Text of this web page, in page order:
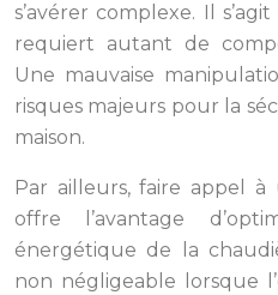
s’avérer complexe. Il
requiert autant de
Une mauvaise
risques majeurs pour la
maison.
Par ailleurs, faire appel
offre l’avantage
énergétique de la
non négligeable lorsque